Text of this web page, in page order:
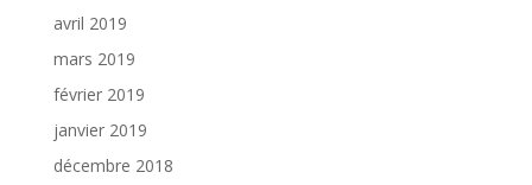
avril 2019
mars 2019
février 2019
janvier 2019
décembre 2018